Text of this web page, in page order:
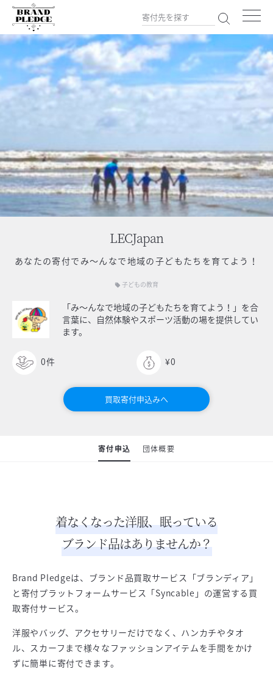
LECJapan
あなたの寄付で み～んなで地域の子どもたちを育てよう！
local_offer 子どもの教育
「み〜んなで地域の子どもたちを育てよう！」を合
言葉に、自然体験やスポーツ活動の場を提供してい
ます。
0件 ¥0
買取寄付申込みへ
寄付申込 団体概要
着なくなった洋服、眠っている
ブランド品はありませんか？
Brand Pledgeは、ブランド品買取サービス「ブランディア」
と寄付プラットフォームサービス「Syncable」の運営する買
取寄付サービス。
洋服やバッグ、アクセサリーだけでなく、ハンカチやタオ
ル、スカーフまで様々なファッションアイテムを手間をかけ
ずに簡単に寄付できます。